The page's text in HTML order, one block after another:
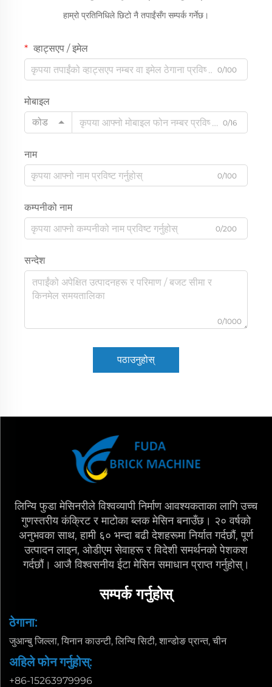
हाम्रो प्रतिनिधिले छिटो नै तपाईंसँग सम्पर्क गर्नेछ।
व्हाट्सएप / इमेल
0/100
मोबाइल
कोड
0/16
नाम
0/100
कम्पनीको नाम
0/200
सन्देश
0/1000
पठाउनुहोस्
लिन्यि फुडा मेसिनरीले विश्वव्यापी निर्माण आवश्यकताका लागि उच्च
गुणस्तरीय कंक्रिट र माटोका ब्लक मेसिन बनाउँछ। २० वर्षको
अनुभवका साथ, हामी ६० भन्दा बढी देशहरूमा निर्यात गर्दछौं, पूर्ण
उत्पादन लाइन, ओडीएम सेवाहरू र विदेशी समर्थनको पेशकश
गर्दछौं। आजै विश्वसनीय ईटा मेसिन समाधान प्राप्त गर्नुहोस्।
सम्पर्क गर्नुहोस्
ठेगाना:
जुआन्बु जिल्ला, यिनान काउन्टी, लिन्यि सिटी, शान्डोङ प्रान्त, चीन
अहिले फोन गर्नुहोस्:
+86-15263979996